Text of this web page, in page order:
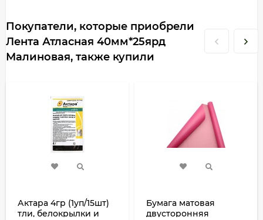
Покупатели, которые приобрели
Лента Атласная 40мм*25ярд
Малиновая, также купили
Актара 4гр (1уп/15шт)
тли, белокрылки и
Бумага матовая
двусторонняя